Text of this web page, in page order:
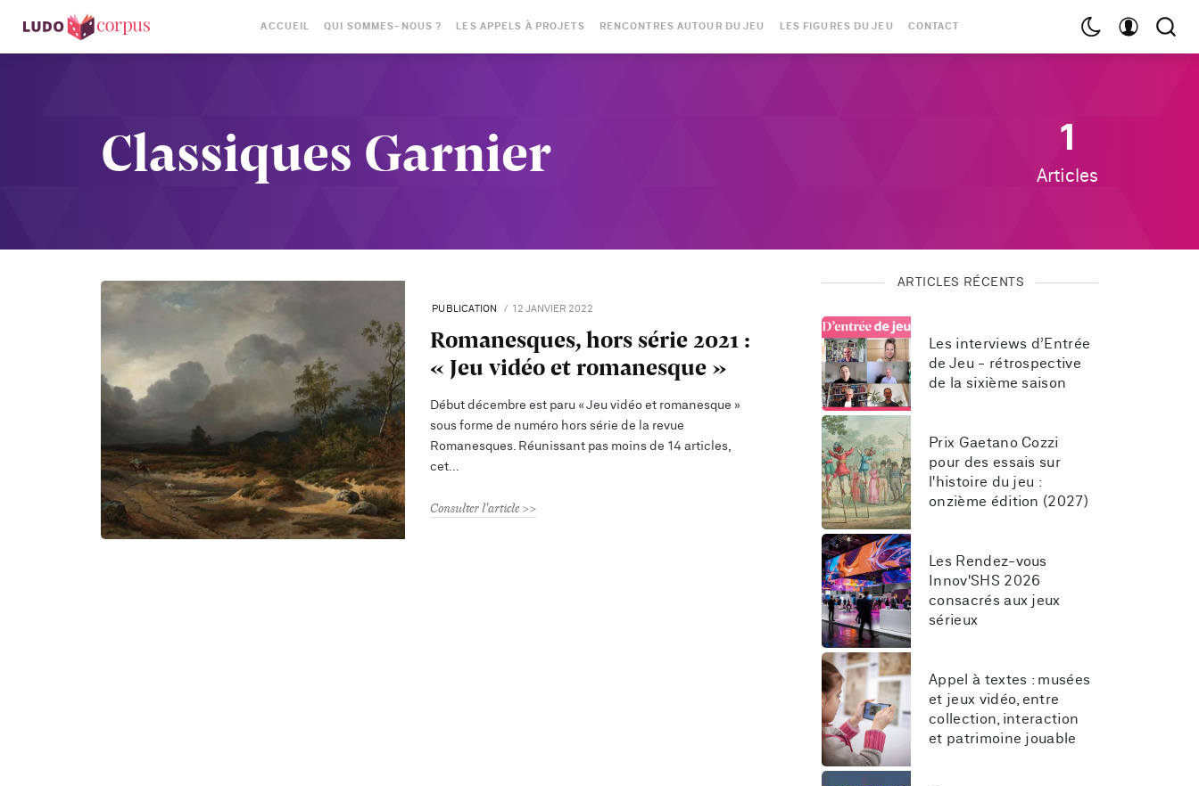
ACCUEIL QUI SOMMES-NOUS ? LES APPELS À PROJETS RENCONTRES AUTOUR DU JEU LES FIGURES DU JEU CONTACT
Classiques Garnier 1
Articles
PUBLICATION 12 JANVIER 2022
Romanesques, hors série 2021 :
« Jeu vidéo et romanesque »
Début décembre est paru « Jeu vidéo et romanesque »
sous forme de numéro hors série de la revue
Romanesques. Réunissant pas moins de 14 articles,
cet
Consulter l'article
ARTICLES RÉCENTS
Les interviews d’Entrée
de Jeu - rétrospective
de la sixième saison
Prix Gaetano Cozzi
pour des essais sur
l'histoire du jeu :
onzième édition (2027)
Les Rendez-vous
Innov'SHS 2026
consacrés aux jeux
sérieux
Appel à textes : musées
et jeux vidéo, entre
collection, interaction
et patrimoine jouable